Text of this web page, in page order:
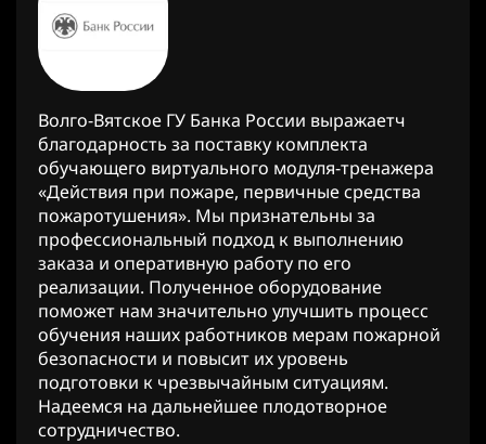
Волго-Вятское ГУ Банка России выражаетч
благодарность за поставку комплекта
обучающего виртуального модуля-тренажера
«Действия при пожаре, первичные средства
пожаротушения». Мы признательны за
профессиональный подход к выполнению
заказа и оперативную работу по его
реализации. Полученное оборудование
поможет нам значительно улучшить процесс
обучения наших работников мерам пожарной
безопасности и повысит их уровень
подготовки к чрезвычайным ситуациям.
Надеемся на дальнейшее плодотворное
сотрудничество.